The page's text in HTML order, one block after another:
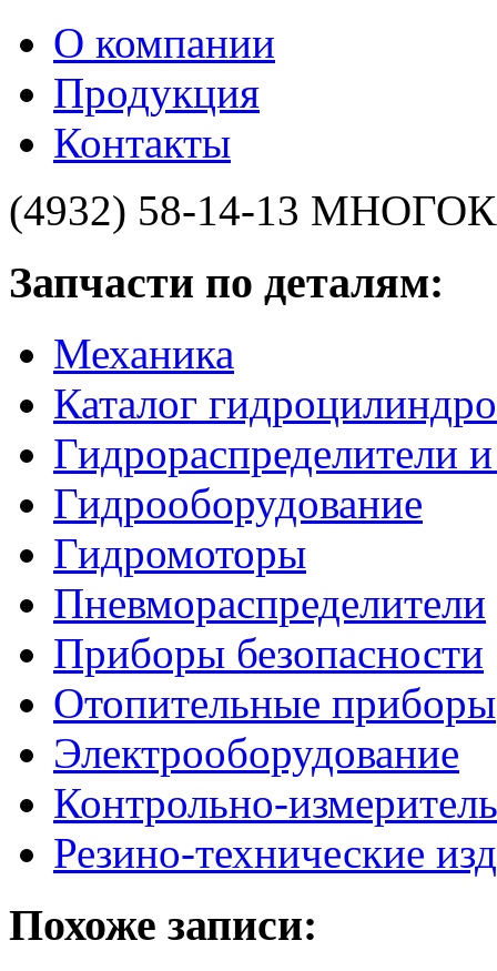
О компании
Продукция
Контакты
(4932) 58-14-13
Запчасти по деталям:
Механика
Каталог
Гидрораспределители
Гидрооборудование
Гидромоторы
Пневмораспределители
Приборы безопасности
Отопительные приборы
Электрооборудование
Контрольно-
Резино-технические
Похоже записи: